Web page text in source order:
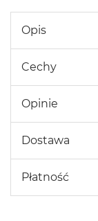
Opis
Cechy
Opinie
Dostawa
Płatność